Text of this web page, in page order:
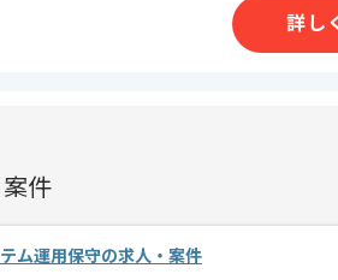
精算条件
有
精算基準時間
140時間〜190時間
詳し
件
ム運用保守の求人・案件